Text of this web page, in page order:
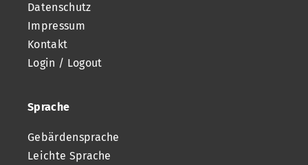
Datenschutz
Impressum
Kontakt
Login / Logout
Sprache
Gebärdensprache
Leichte Sprache